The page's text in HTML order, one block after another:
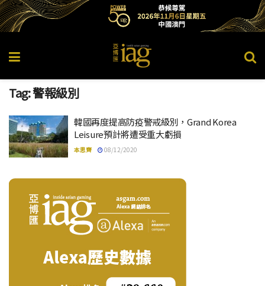
Tag:警報級別
韓國再度提高防疫警戒級別，Grand Korea
Leisure預計將遭受重大虧損
本思齊 08/12/2020